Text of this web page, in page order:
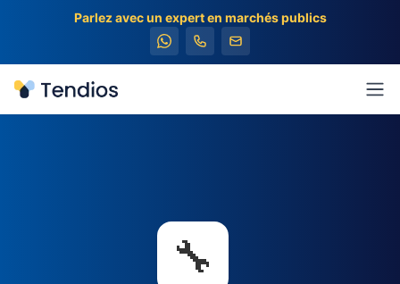
Parlez avec un expert en marchés publics
Tendios
🔧